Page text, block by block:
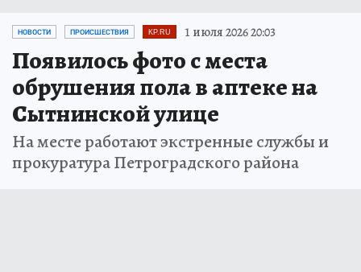
НОВОСТИ ПРОИСШЕСТВИЯ KP.RU 1 июля 2026 20:03
Появилось фото с места
обрушения пола в аптеке на
Сытнинской улице
На месте работают экстренные службы и
прокуратура Петроградского района